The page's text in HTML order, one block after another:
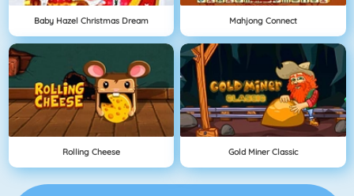
Baby Hazel Christmas Dream Mahjong Connect
Rolling Cheese Gold Miner Classic